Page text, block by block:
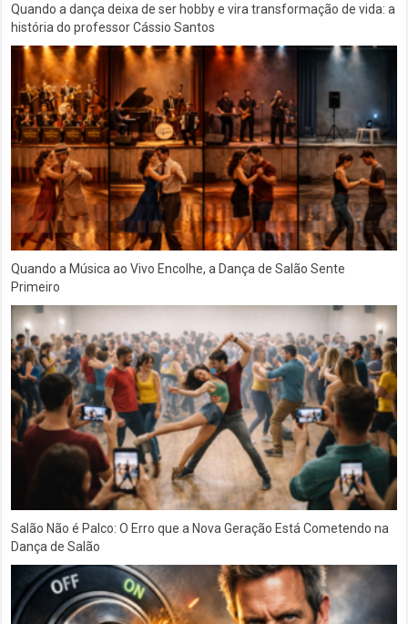
Quando a dança deixa de ser hobby e vira transformação de vida: a
história do professor Cássio Santos
Quando a Música ao Vivo Encolhe, a Dança de Salão Sente
Primeiro
Salão Não é Palco: O Erro que a Nova Geração Está Cometendo na
Dança de Salão